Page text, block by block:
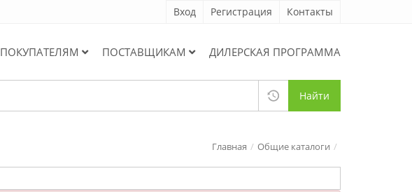
Вход Регистрация Контакты
ПОКУПАТЕЛЯМ ПОСТАВЩИКАМ ДИЛЕРСКАЯ ПРОГРАММА
Найти
Главная Общие каталоги